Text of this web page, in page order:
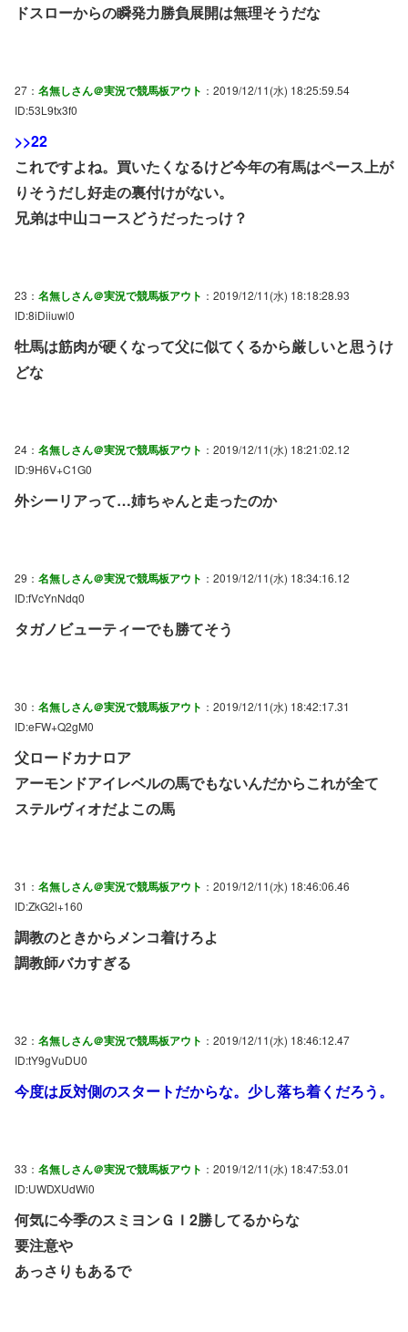
ドスローからの瞬発力勝負展開は無理そうだな
27： 名無しさん＠実況で競馬板アウト ：2019/12/11(水) 18:25:59.54
ID:53L9tx3f0
>>22
これですよね。買いたくなるけど今年の有馬はペース上が
りそうだし好走の裏付けがない。
兄弟は中山コースどうだったっけ？
23： 名無しさん＠実況で競馬板アウト ：2019/12/11(水) 18:18:28.93
ID:8iDiiuwl0
牡馬は筋肉が硬くなって父に似てくるから厳しいと思うけ
どな
24： 名無しさん＠実況で競馬板アウト ：2019/12/11(水) 18:21:02.12
ID:9H6V+C1G0
外シーリアって…姉ちゃんと走ったのか
29： 名無しさん＠実況で競馬板アウト ：2019/12/11(水) 18:34:16.12
ID:fVcYnNdq0
タガノビューティーでも勝てそう
30： 名無しさん＠実況で競馬板アウト ：2019/12/11(水) 18:42:17.31
ID:eFW+Q2gM0
父ロードカナロア
アーモンドアイレベルの馬でもないんだからこれが全て
ステルヴィオだよこの馬
31： 名無しさん＠実況で競馬板アウト ：2019/12/11(水) 18:46:06.46
ID:ZkG2l+160
調教のときからメンコ着けろよ
調教師バカすぎる
32： 名無しさん＠実況で競馬板アウト ：2019/12/11(水) 18:46:12.47
ID:tY9gVuDU0
今度は反対側のスタートだからな。少し落ち着くだろう。
33： 名無しさん＠実況で競馬板アウト ：2019/12/11(水) 18:47:53.01
ID:UWDXUdWi0
何気に今季のスミヨンＧＩ2勝してるからな
要注意や
あっさりもあるで